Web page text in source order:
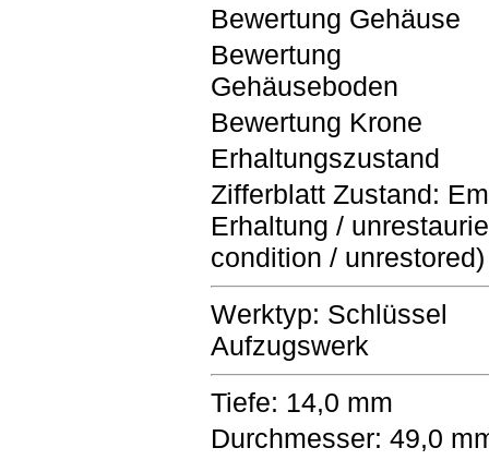
Bewertung Gehäuse
Bewertung
Gehäuseboden
Bewertung Krone
Erhaltungszustand
Zifferblatt Zustand:
Erhaltung /
condition / unrestored)
Werktyp: Schlüssel
Aufzugswerk
Tiefe: 14,0 mm
Durchmesser: 49,0